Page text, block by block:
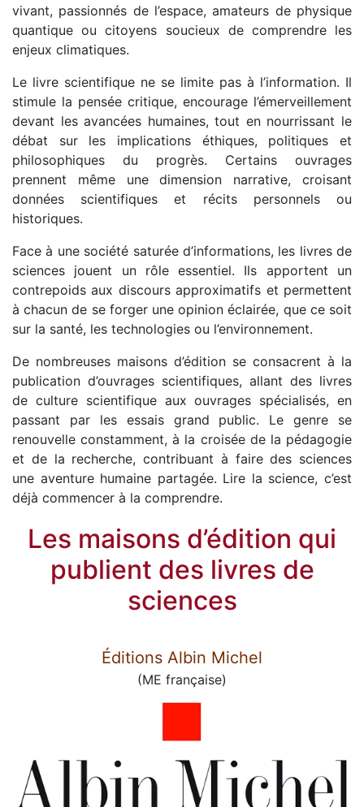
vivant, passionnés de l’espace, amateurs de physique
quantique ou citoyens soucieux de comprendre les
enjeux climatiques.
Le livre scientifique ne se limite pas à l’information. Il
stimule la pensée critique, encourage l’émerveillement
devant les avancées humaines, tout en nourrissant le
débat sur les implications éthiques, politiques et
philosophiques du progrès. Certains ouvrages
prennent même une dimension narrative, croisant
données scientifiques et récits personnels ou
historiques.
Face à une société saturée d’informations, les livres de
sciences jouent un rôle essentiel. Ils apportent un
contrepoids aux discours approximatifs et permettent
à chacun de se forger une opinion éclairée, que ce soit
sur la santé, les technologies ou l’environnement.
De nombreuses maisons d’édition se consacrent à la
publication d’ouvrages scientifiques, allant des livres
de culture scientifique aux ouvrages spécialisés, en
passant par les essais grand public. Le genre se
renouvelle constamment, à la croisée de la pédagogie
et de la recherche, contribuant à faire des sciences
une aventure humaine partagée. Lire la science, c’est
déjà commencer à la comprendre.
Les maisons d’édition qui
publient des livres de
sciences
Éditions Albin Michel
(ME française)